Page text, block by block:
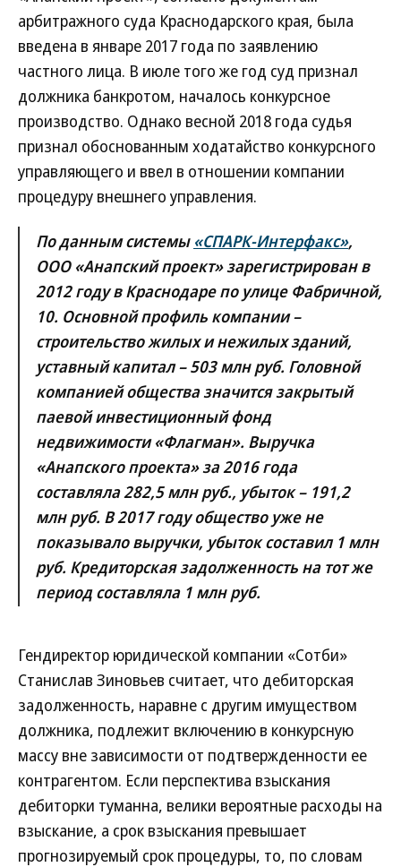
арбитражного суда Краснодарского края, была
введена в январе 2017 года по заявлению
частного лица. В июле того же год суд признал
должника банкротом, началось конкурсное
производство. Однако весной 2018 года судья
признал обоснованным ходатайство конкурсного
управляющего и ввел в отношении компании
процедуру внешнего управления.
По данным системы «СПАРК-Интерфакс»,
ООО «Анапский проект» зарегистрирован в
2012 году в Краснодаре по улице Фабричной,
10. Основной профиль компании –
строительство жилых и нежилых зданий,
уставный капитал – 503 млн руб. Головной
компанией общества значится закрытый
паевой инвестиционный фонд
недвижимости «Флагман». Выручка
«Анапского проекта» за 2016 года
составляла 282,5 млн руб., убыток – 191,2
млн руб. В 2017 году общество уже не
показывало выручки, убыток составил 1 млн
руб. Кредиторская задолженность на тот же
период составляла 1 млн руб.
Гендиректор юридической компании «Сотби»
Станислав Зиновьев считает, что дебиторская
задолженность, наравне с другим имуществом
должника, подлежит включению в конкурсную
массу вне зависимости от подтвержденности ее
контрагентом. Если перспектива взыскания
дебиторки туманна, велики вероятные расходы на
взыскание, а срок взыскания превышает
прогнозируемый срок процедуры, то, по словам